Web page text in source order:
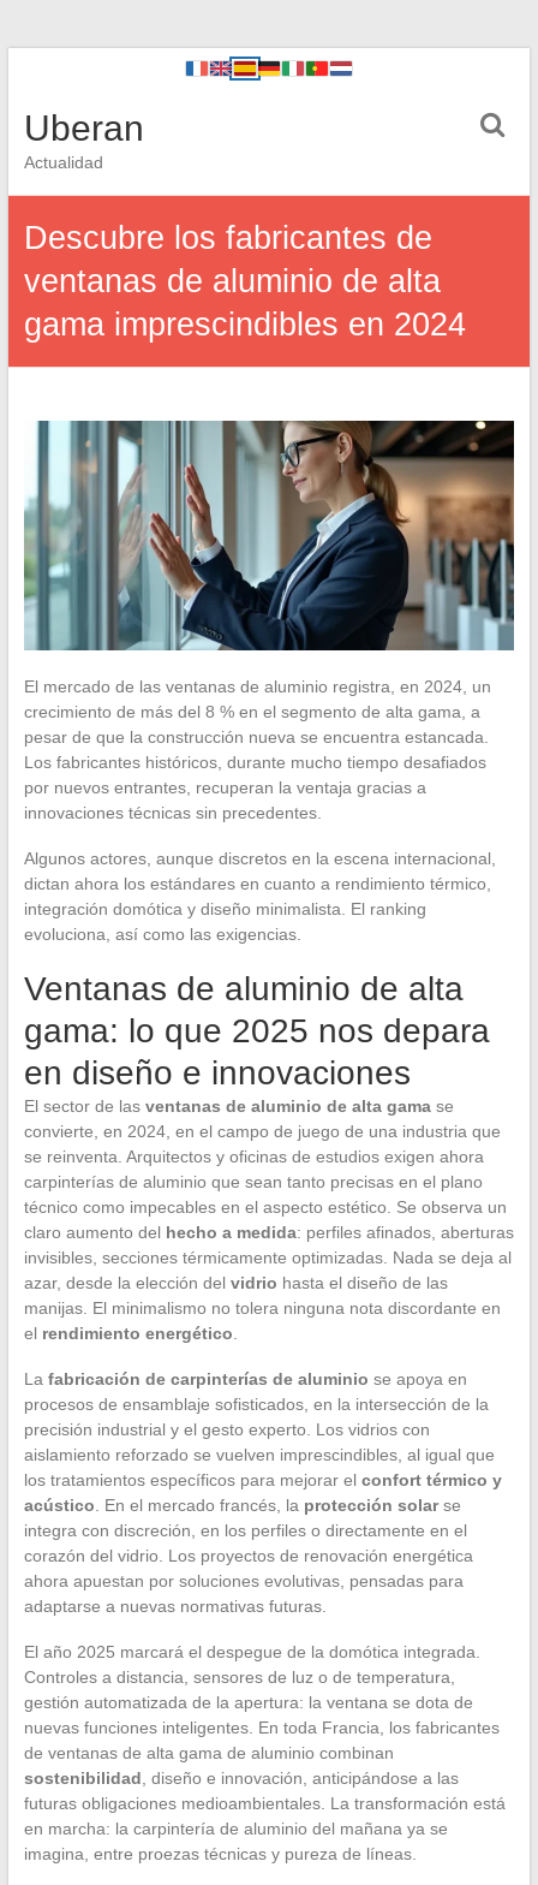
Uberan
Actualidad
Descubre los fabricantes de
ventanas de aluminio de alta
gama imprescindibles en 2024
El mercado de las ventanas de aluminio registra, en 2024, un
crecimiento de más del 8 % en el segmento de alta gama, a
pesar de que la construcción nueva se encuentra estancada.
Los fabricantes históricos, durante mucho tiempo desafiados
por nuevos entrantes, recuperan la ventaja gracias a
innovaciones técnicas sin precedentes.
Algunos actores, aunque discretos en la escena internacional,
dictan ahora los estándares en cuanto a rendimiento térmico,
integración domótica y diseño minimalista. El ranking
evoluciona, así como las exigencias.
Ventanas de aluminio de alta
gama: lo que 2025 nos depara
en diseño e innovaciones
El sector de las ventanas de aluminio de alta gamase
convierte, en 2024, en el campo de juego de una industria que
se reinventa. Arquitectos y oficinas de estudios exigen ahora
carpinterías de aluminio que sean tanto precisas en el plano
técnico como impecables en el aspecto estético. Se observa un
claro aumento del hecho a medida: perfiles afinados, aberturas
invisibles, secciones térmicamente optimizadas. Nada se deja al
azar, desde la elección del vidrio hasta el diseño de las
manijas. El minimalismo no tolera ninguna nota discordante en
el rendimiento energético
La fabricación de carpinterías de aluminio se apoya en
procesos de ensamblaje sofisticados, en la intersección de la
precisión industrial y el gesto experto. Los vidrios con
aislamiento reforzado se vuelven imprescindibles, al igual que
los tratamientos específicos para mejorar el confort térmico y
acústico . En el mercado francés, la protección solarse
integra con discreción, en los perfiles o directamente en el
corazón del vidrio. Los proyectos de renovación energética
ahora apuestan por soluciones evolutivas, pensadas para
adaptarse a nuevas normativas futuras.
El año 2025 marcará el despegue de la domótica integrada.
Controles a distancia, sensores de luz o de temperatura,
gestión automatizada de la apertura: la ventana se dota de
nuevas funciones inteligentes. En toda Francia, los fabricantes
de ventanas de alta gama de aluminio combinan
sostenibilidad , diseño e innovación, anticipándose a las
futuras obligaciones medioambientales. La transformación está
en marcha: la carpintería de aluminio del mañana ya se
imagina, entre proezas técnicas y pureza de líneas.